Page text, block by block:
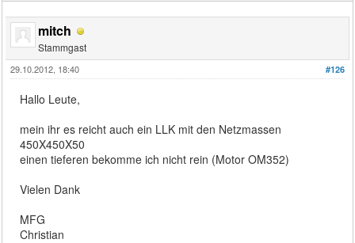
mitch
Stammgast
#126
29.10.2012, 18:40
Hallo Leute,
mein ihr es reicht auch ein LLK mit den Netzmassen
450X450X50
einen tieferen bekomme ich nicht rein (Motor OM352)
Vielen Dank
MFG
Christian